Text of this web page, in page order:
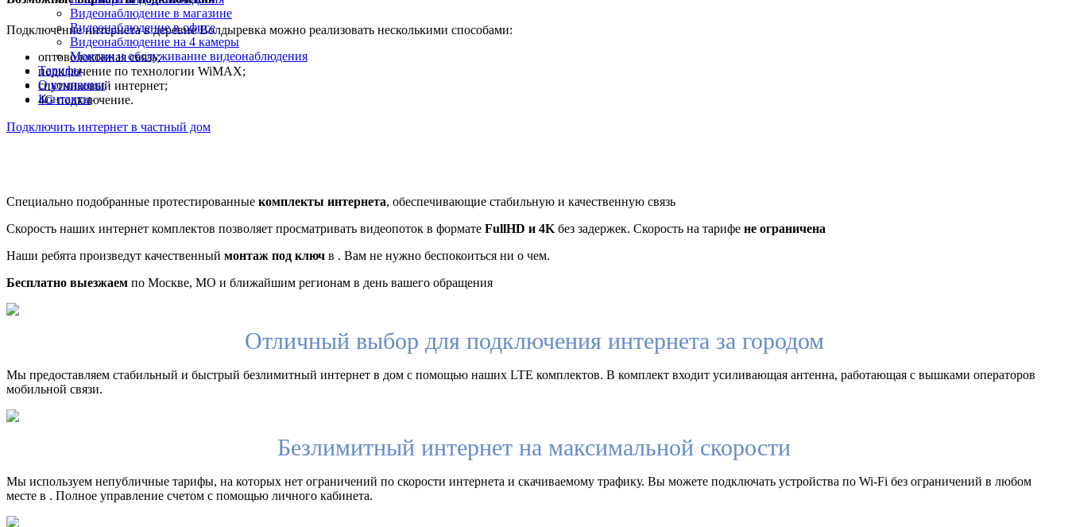
Видеонаблюдение в магазине
Видеонаблюдение в офисе
Видеонаблюдение на 4 камеры
Монтаж и обслуживание видеонаблюдения
Тарифы
О компании
Контакты
Подключение интернета в деревне Волдыревка можно реализовать несколькими способами:
оптоволоконная связь;
подключение по технологии WiMAX;
спутниковый интернет;
4G подключение.
Подключить интернет в частный дом
Специально подобранные протестированные комплекты интернета, обеспечивающие стабильную и качественную связь
Скорость наших интернет комплектов позволяет просматривать видеопоток в формате FullHD и 4K без задержек. Скорость на тарифе не ограничена
Наши ребята произведут качественный монтаж под ключ в . Вам не нужно беспокоиться ни о чем.
Бесплатно выезжаем по Москве, МО и ближайшим регионам в день вашего обращения
Отличный выбор для подключения интернета за городом
Мы предоставляем стабильный и быстрый безлимитный интернет в дом с помощью наших LTE комплектов. В комплект входит усиливающая антенна, работающая с вышками операторов
мобильной связи.
Безлимитный интернет на максимальной скорости
Мы используем непубличные тарифы, на которых нет ограничений по скорости интернета и скачиваемому трафику. Вы можете подключать устройства по Wi-Fi без ограничений в любом
месте в . Полное управление счетом с помощью личного кабинета.